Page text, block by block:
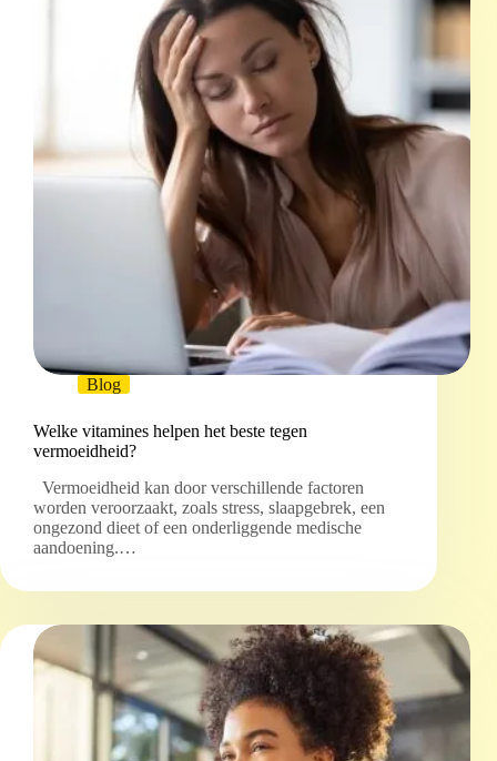
Blog
Welke vitamines helpen het beste tegen
vermoeidheid?
Vermoeidheid kan door verschillende factoren
worden veroorzaakt, zoals stress, slaapgebrek, een
ongezond dieet of een onderliggende medische
aandoening.…